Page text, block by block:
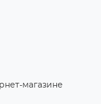
магазине